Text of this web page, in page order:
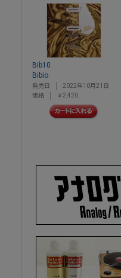
Bib10
Bibio
発売日
2022年10月21日
価格
￥2,420